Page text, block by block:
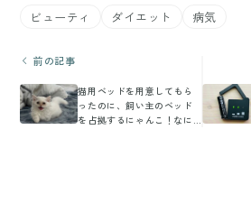
ビューティ ダイエット 病気
前の記事
猫用ベッドを用意してもら
ったのに、飼い主のベッド
を占拠するにゃんこ！なに